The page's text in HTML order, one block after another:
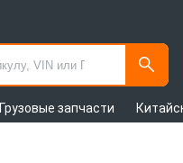
Грузовые запчасти